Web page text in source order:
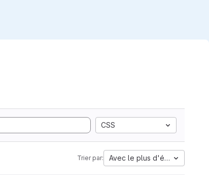
CSS
Trier par: Avec le plus d'étoiles